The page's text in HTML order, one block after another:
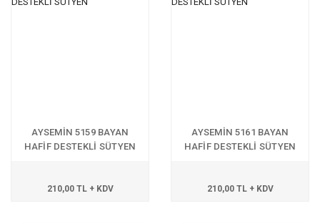
AYSEMİN 5159 BAYAN
HAFİF DESTEKLİ SÜTYEN
210,00 TL + KDV
AYSEMİN 5161 BAYAN
HAFİF DESTEKLİ SÜTYEN
210,00 TL + KDV